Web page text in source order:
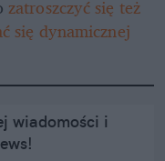
zatroszczyć się też
się dynamicznej
wiadomości i